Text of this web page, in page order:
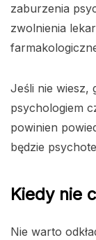
zaburzenia
zwolnienia
Jeśli nie wiesz,
psychologiem
powinien
będzie
Kiedy nie
Nie warto